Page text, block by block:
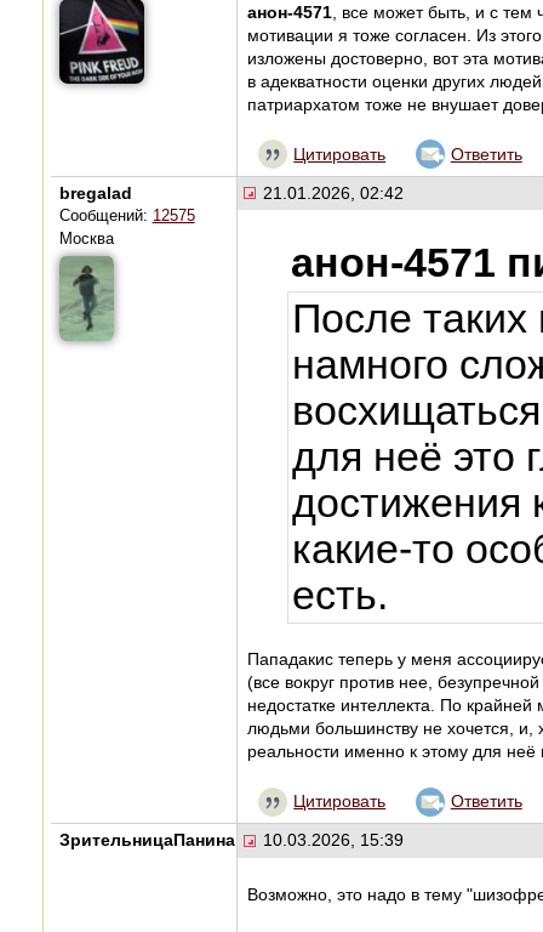
анон-4571, все может быть, и с тем
мотивации я тоже согласен. Из
изложены достоверно, вот эта
в адекватности оценки других
патриархатом тоже не внушает
Цитировать Ответить
bregalad
Сообщений: 12575
Москва
21.01.2026, 02:42
анон-4571
После
намного
для неё это
достижения
какие-то
есть.
Пападакис теперь у меня
(все вокруг против нее,
недостатке интеллекта. По
людьми большинству не хочется, и,
реальности именно к этому для неё
Цитировать Ответить
ЗрительницаПанина 10.03.2026, 15:39
Возможно, это надо в тему